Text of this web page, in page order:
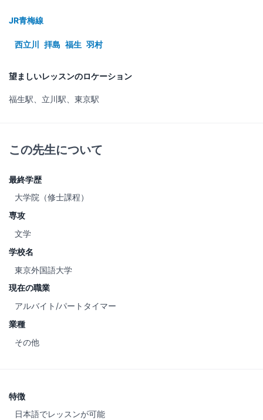
JR青梅線
西立川 拝島 福生 羽村
望ましいレッスンのロケーション
福生駅、立川駅、東京駅
この先生について
最終学歴
大学院（修士課程）
専攻
文学
学校名
東京外国語大学
現在の職業
アルバイト/パートタイマー
業種
その他
特徴
日本語でレッスンが可能